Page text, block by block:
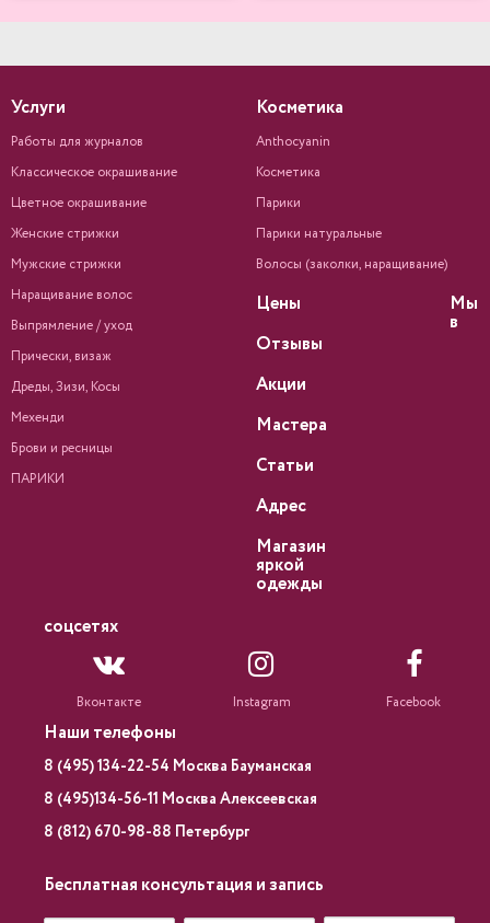
Услуги
Работы для журналов
Классическое окрашивание
Цветное окрашивание
Женские стрижки
Мужские стрижки
Наращивание волос
Выпрямление / уход
Прически, визаж
Дреды, Зизи, Косы
Мехенди
Брови и ресницы
ПАРИКИ
Косметика
Anthocyanin
Косметика
Парики
Парики натуральные
Волосы (заколки, наращивание)
Цены
Отзывы
Акции
Мастера
Статьи
Адрес
Магазин
яркой
одежды
Мы
в
соцсетях
Вконтакте Instagram Facebook
Наши телефоны
8 (495) 134-22-54 Москва Бауманская
8 (495)134-56-11 Москва Алексеевская
8 (812) 670-98-88 Петербург
Бесплатная консультация и запись